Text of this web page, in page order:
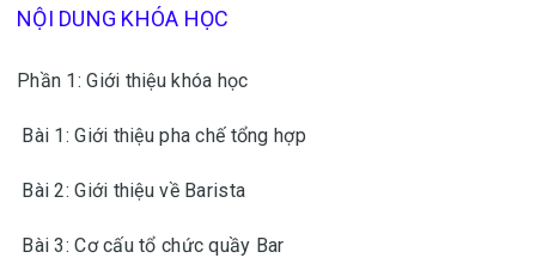
NỘI DUNG KHÓA HỌC
Phần 1: Giới thiệu khóa học
Bài 1: Giới thiệu pha chế tổng hợp
Bài 2: Giới thiệu về Barista
Bài 3: Cơ cấu tổ chức quầy Bar